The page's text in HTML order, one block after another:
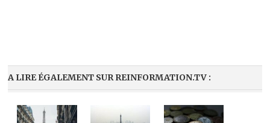
A LIRE ÉGALEMENT SUR REINFORMATION.TV :